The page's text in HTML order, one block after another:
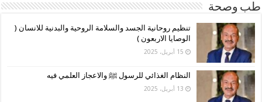
طب وصحة
تنظيم روحانية الجسد والسلامة الروحية والبدنية للانسان (
الوصايا الاربعون )
15 أبريل، 2025
النظام الغذائي للرسول ﷺ والاعجاز العلمي فيه
13 أبريل، 2025